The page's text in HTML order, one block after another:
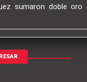
sumaron doble oro